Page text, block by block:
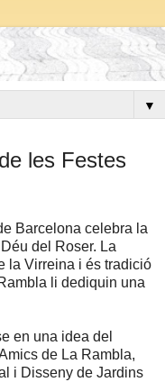
▼
les Festes
Barcelona celebra la
del Roser. La
la Virreina i és tradició
li dediquin una
en una idea del
de La Rambla,
i Disseny de Jardins